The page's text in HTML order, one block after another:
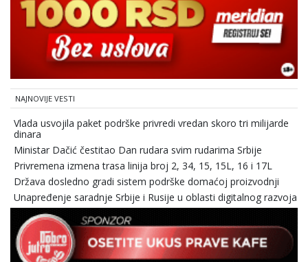
NAJNOVIJE VESTI
Vlada usvojila paket podrške privredi vredan skoro tri milijarde
dinara
Ministar Dačić čestitao Dan rudara svim rudarima Srbije
Privremena izmena trasa linija broj 2, 34, 15, 15L, 16 i 17L
Država dosledno gradi sistem podrške domaćoj proizvodnji
Unapređenje saradnje Srbije i Rusije u oblasti digitalnog razvoja